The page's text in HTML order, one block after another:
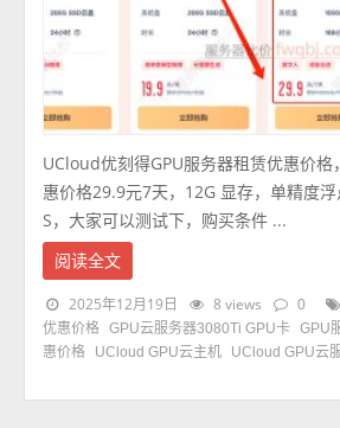
UCloud优刻得GPU服务器租赁优惠价格
惠价格29.9元7天，12G 显存，单精度
S，大家可以测试下，购买条件 ...
阅读全文
2025年12月19日 8 views 0
优惠价格 GPU云服务器3080Ti GPU卡 GPU
惠价格
UCloud GPU云主机 UCloud GPU云